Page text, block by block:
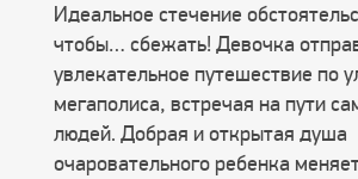
Идеальное стечение
чтобы… сбежать! Девочка
увлекательное путешествие по
мегаполиса, встречая на пути
людей. Добрая и открытая душа
очаровательного ребенка